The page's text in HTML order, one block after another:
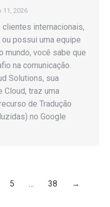
11, 2026
internacionais,
possui uma equipe
mundo, você sabe que
na comunicação.
Solutions, sua
Cloud, traz uma
de Tradução
no Google
5 … 38 →